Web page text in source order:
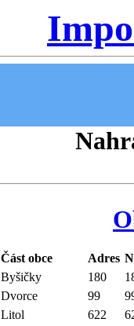
Část obce Adres
Byšičky
180
Dvorce
99
Litol
622